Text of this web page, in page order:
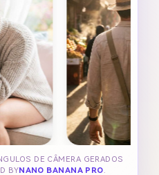
DE CÂMERA GERADOS
BYNANO BANANA PRO.